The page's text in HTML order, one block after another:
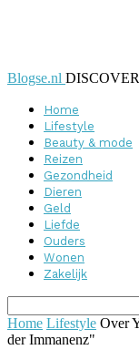
Blogse.nl
Home
Lifestyle
Beauty & mode
Reizen
Gezondheid
Dieren
Geld
Liefde
Ouders
Wonen
Zakelijk
Home Lifestyle Over
der Immanenz"